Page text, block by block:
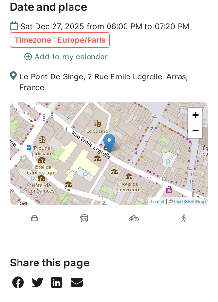
Date and place
Sat Dec 27, 2025 from 06:00 PM to 07:20 PM
Timezone : Europe/Paris
Add to my calendar
Le Pont De Singe, 7 Rue Emile Legrelle, Arras,
France
+
−
Leaflet | © OpenStreetMap
Share this page